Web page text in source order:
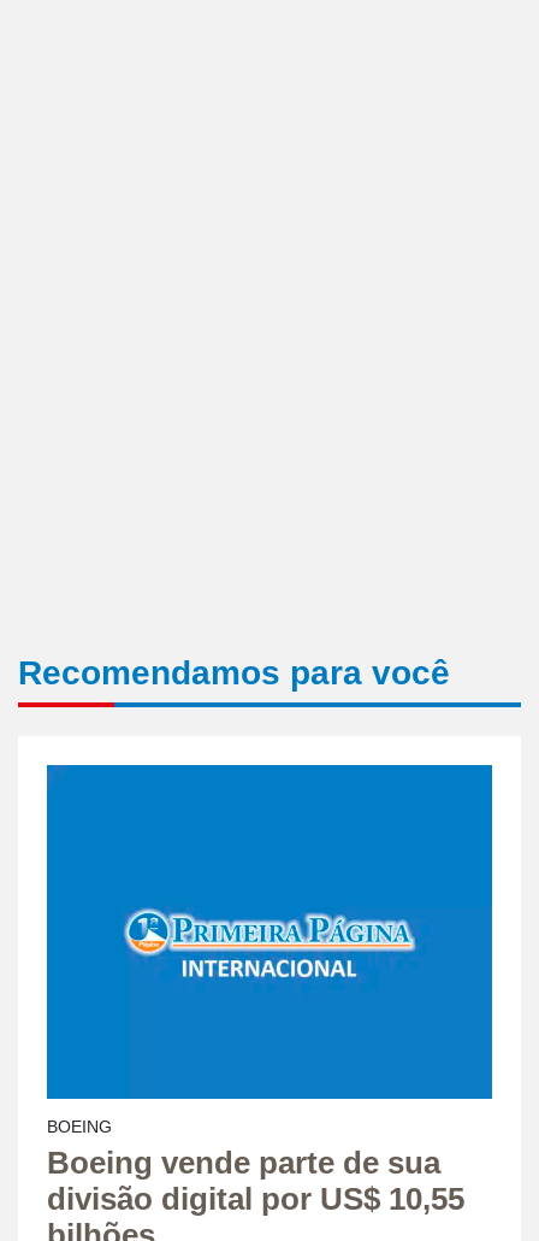
Recomendamos para você
BOEING
Boeing vende parte de sua
divisão digital por US$ 10,55